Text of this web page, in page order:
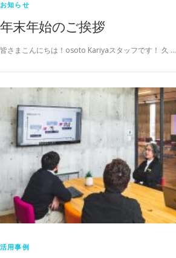
お知らせ
年末年始のご挨拶
皆さまこんにちは！osoto Kariyaスタッフです！ 久 …
活用事例